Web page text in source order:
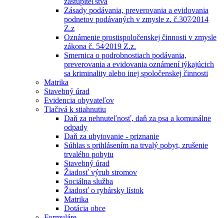
Zásady podávania, preverovania a evidovania
podnetov podávaných v zmysle z. č.307⁄2014
Z.z
Oznámenie prostispoločenskej činnosti v zmysle
zákona č. 54⁄2019 Z.z.
Smernica o podrobnostiach podávania,
preverovania a evidovania oznámení týkajúcich
sa kriminality alebo inej spoločenskej činnosti
Matrika
Stavebný úrad
Evidencia obyvateľov
Tlačivá k stiahnutiu
Daň za nehnuteľnosť, daň za psa a komunálne
odpady
Daň za ubytovanie - priznanie
Súhlas s prihlásením na trvalý pobyt, zrušenie
trvalého pobytu
Stavebný úrad
Žiadosť výrub stromov
Sociálna služba
Žiadosť o rybársky lístok
Matrika
Dotácia obce